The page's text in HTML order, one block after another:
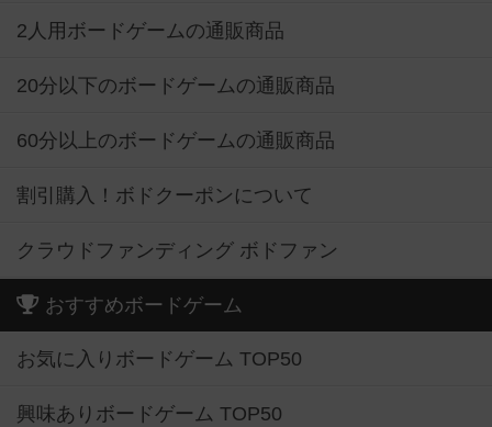
2人用ボードゲームの通販商品
20分以下のボードゲームの通販商品
60分以上のボードゲームの通販商品
割引購入！ボドクーポンについて
クラウドファンディング ボドファン
おすすめボードゲーム
お気に入りボードゲーム TOP50
興味ありボードゲーム TOP50